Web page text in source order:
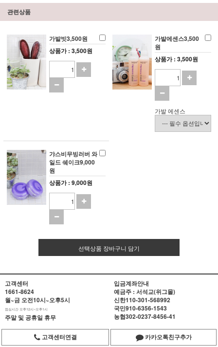
관련상품
가발빗3,500원
상품가 : 3,500원
가발에센스3,500
원
상품가 : 3,500원
가발 에센스
갸스비무빙러버 와
일드 쉐이크9,000
원
상품가 : 9,000원
선택상품 장바구니 담기
고객센터
1661-8624
월~금 오전10시~오후5시
점심시간 오후12시~오후1시
주말 및 공휴일 휴무
입금계좌안내
예금주 : 서석교(위그몰)
신한110-301-568992
국민910-6356-1543
농협302-0237-8456-41
고객센터연결 카카오톡친구추가